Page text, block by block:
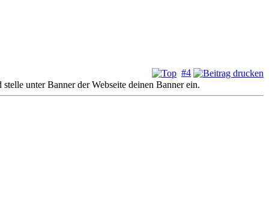
#4
unter Banner der Webseite deinen Banner ein.